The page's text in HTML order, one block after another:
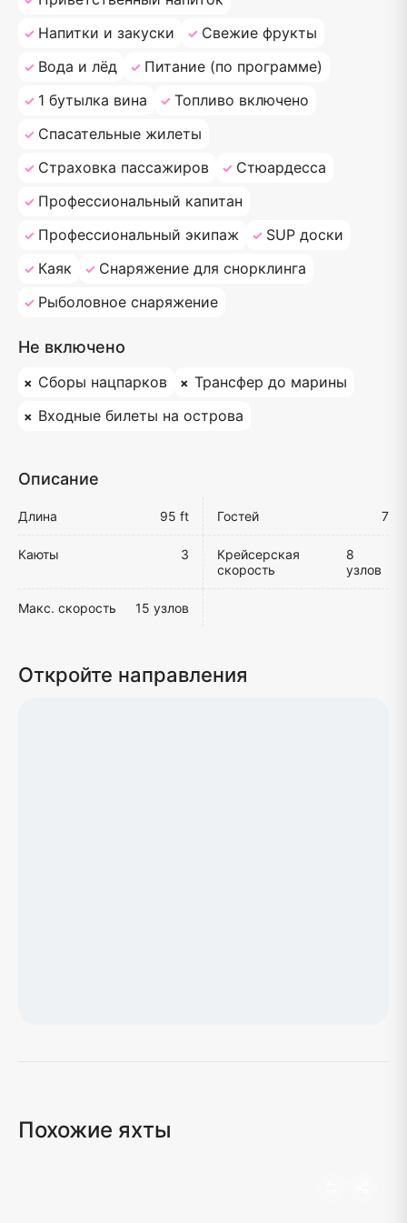
Напитки и закуски
Свежие фрукты
Вода и лёд
Питание (по программе)
1 бутылка вина
Топливо включено
Спасательные жилеты
Страховка пассажиров
Стюардесса
Профессиональный капитан
Профессиональный экипаж
SUP доски
Каяк
Снаряжение для снорклинга
Рыболовное снаряжение
Не включено
Сборы нацпарков
Трансфер до марины
Входные билеты на острова
Описание
Длина 95 ft Гостей 7
Каюты 3
Крейсерская
скорость
8
узлов
Макс. скорость 15 узлов
Откройте направления
Похожие яхты